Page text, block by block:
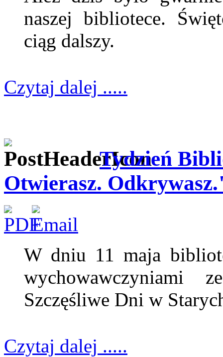
naszej bibliotece.
ciąg dalszy.
Czytaj dalej .....
Tydzień
Otwierasz.
W dniu 11 maja
Szczęśliwe Dni w
Czytaj dalej .....